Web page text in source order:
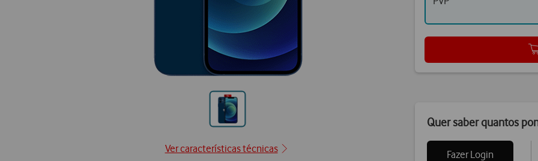
Ir
para
posição0
Ver características técnicas
Quer saber quantos
Fazer Login